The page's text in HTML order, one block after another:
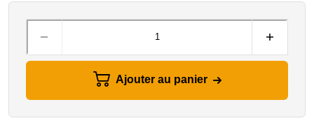
Ajouter au panier